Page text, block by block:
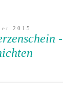
2015
-